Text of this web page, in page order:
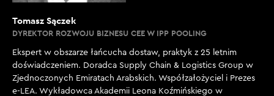
Tomasz Sączek
DYREKTOR ROZWOJU BIZNESU CEE W IPP POOLING
Ekspert w obszarze łańcucha dostaw, praktyk z 25 letnim
doświadczeniem. Doradca Supply Chain & Logistics Group w
Zjednoczonych Emiratach Arabskich. Współzałożyciel i Prezes
e-LEA. Wykładowca Akademii Leona Koźmińskiego w